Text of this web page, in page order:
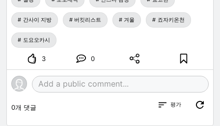
간사이 지방 버킷리스트 겨울 죠자키온천
도요오카시
3 0
0개 댓글 평가